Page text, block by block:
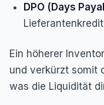
DPO (Days
Ein höherer
und verkürzt somit
was die Liquidität